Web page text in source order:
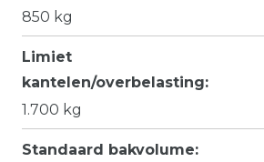
850 kg
Limiet
kantelen/overbelasting:
1.700 kg
Standaard bakvolume: